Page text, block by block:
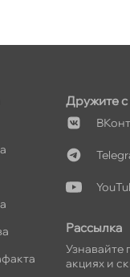
Дружите с
Рассылка
акциях и